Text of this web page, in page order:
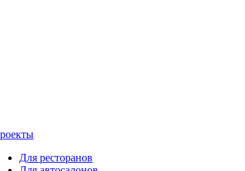
Для ресторанов